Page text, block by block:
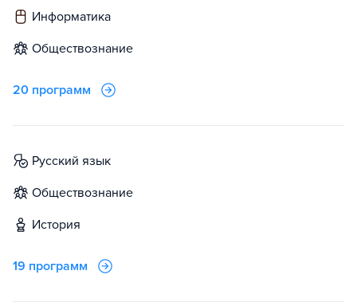
информатика
обществознание
20 программ
русский язык
обществознание
история
19 программ